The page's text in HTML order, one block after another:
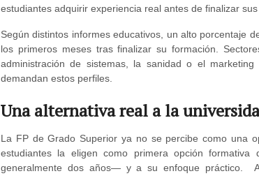
estudiantes adquirir experiencia real antes de finalizar sus
Según distintos informes educativos, un alto porcentaje
los primeros meses tras finalizar su formación.
administración de sistemas, la sanidad o el
demandan estos perfiles.
Una alternativa real a la
La FP de Grado Superior ya no se percibe como una
estudiantes la eligen como primera opción
generalmente dos años— y a su enfoque práctico.